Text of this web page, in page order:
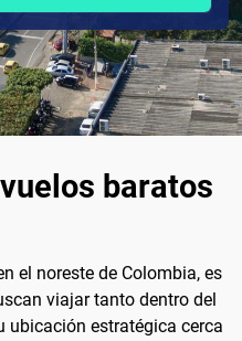
baratos
el noreste de Colombia, es
viajar tanto dentro del
ubicación estratégica cerca